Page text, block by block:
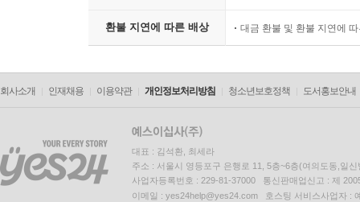
환불 지연에 따른 배상 대금 환불 및 환불 지연에
회사소개 인재채용 이용약관 개인정보처리방침 청소년보호정책 도서홍보안내
대표 : 김석환, 최세라
주소 : 서울시 영등포구 은행로 11, 5층~6층(여의도동,일신
사업자등록번호 : 229-81-37000 통신판매업신고 : 제
이메일 : yes24help@yes24.com 호스팅 서비스사업자 :